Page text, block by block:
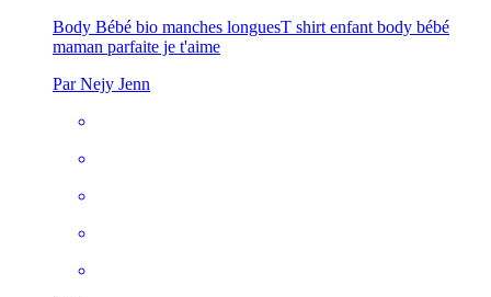
Body Bébé bio manches longuesT shirt enfant body bébé
maman parfaite je t'aime
Par Nejy Jenn